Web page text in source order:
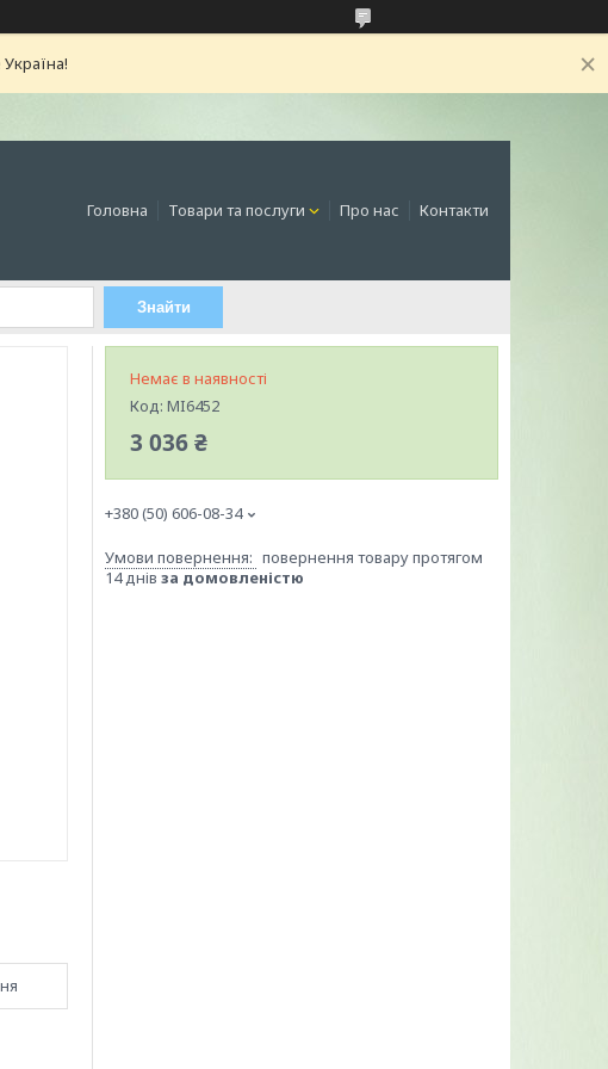
Головна Товари та послуги Про нас Контакти
Знайти
Немає в наявності
Код: MI6452
3 036 ₴
+380 (50) 606-08-34
повернення товару протягом
14 днів за домовленістю